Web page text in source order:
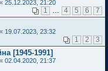
« 25.12.2023, 21:20
1 4 5 6 7
« 19.07.2023, 23:32
1 2 3
[1945-1991]
« 02.04.2020, 21:37